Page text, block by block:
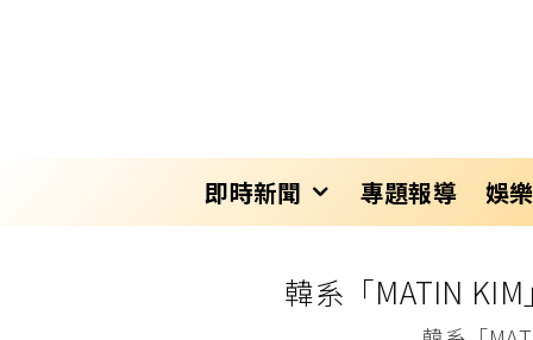
即時新聞 專題報導 娛
韓系「MATIN